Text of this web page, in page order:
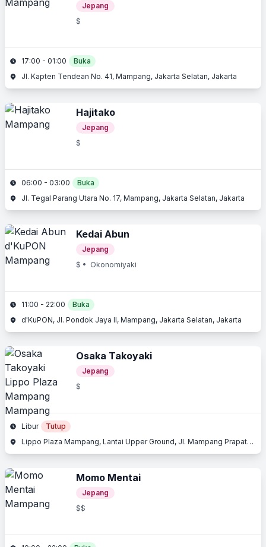
Jepang
$
17:00 - 01:00
Buka
Jl. Kapten Tendean No. 41, Mampang, Jakarta Selatan, Jakarta
Hajitako
Jepang
$
06:00 - 03:00
Buka
Jl. Tegal Parang Utara No. 17, Mampang, Jakarta Selatan, Jakarta
Kedai Abun
Jepang
$ • Okonomiyaki
11:00 - 22:00
Buka
d'KuPON, Jl. Pondok Jaya II, Mampang, Jakarta Selatan, Jakarta
Osaka Takoyaki
Jepang
$
Libur
Tutup
Lippo Plaza Mampang, Lantai Upper Ground, Jl. Mampang Prapatan, Mampang, Jakarta Selatan, Jakarta
Momo Mentai
Jepang
$$